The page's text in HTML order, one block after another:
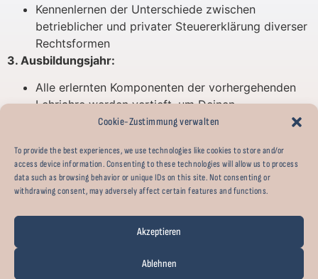
Cookie-Zustimmung verwalten
To provide the best experiences, we use technologies like cookies to store and/or
access device information. Consenting to these technologies will allow us to process
data such as browsing behavior or unique IDs on this site. Not consenting or
withdrawing consent, may adversely affect certain features and functions.
Akzeptieren
Ablehnen
Kennenlernen der Unterschiede zwischen
betrieblicher und privater Steuererklärung diverser
Rechtsformen
3. Ausbildungsjahr:
Alle erlernten Komponenten der vorhergehenden
Lehrjahre werden vertieft, um Deinen
Wissensstand zu festigen sowie auszubauen
Kommunikation mit Behörden
DEIN PROFIL
Erfolgreicher Abschluss der Realschule oder des
Abiturs
Spaß an digitalem Arbeiten sowie eine sorgfältige
Freude am Umgang mit Zahlen